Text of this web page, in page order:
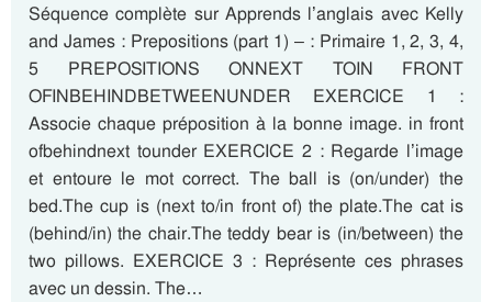
Séquence complète sur Apprends l’anglais avec Kelly
and James : Prepositions (part 1) – : Primaire 1, 2, 3, 4,
5 PREPOSITIONS ONNEXT TOIN FRONT
OFINBEHINDBETWEENUNDER EXERCICE 1 :
Associe chaque préposition à la bonne image. in front
ofbehindnext tounder EXERCICE 2 : Regarde l’image
et entoure le mot correct. The ball is (on/under) the
bed.The cup is (next to/in front of) the plate.The cat is
(behind/in) the chair.The teddy bear is (in/between) the
two pillows. EXERCICE 3 : Représente ces phrases
avec un dessin. The…